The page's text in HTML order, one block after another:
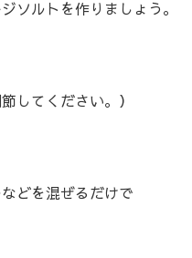
ソルトを作りましょう。
してください。）
どを混ぜるだけで